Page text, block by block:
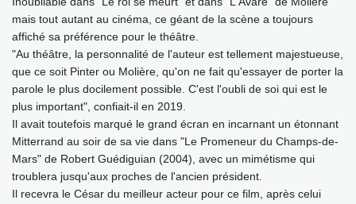
mais tout autant au cinéma, ce géant de la scène a toujours
affiché sa préférence pour le théâtre.
"Au théâtre, la personnalité de l'auteur est tellement majestueuse,
que ce soit Pinter ou Molière, qu'on ne fait qu'essayer de porter la
parole le plus docilement possible. C'est l'oubli de soi qui est le
plus important", confiait-il en 2019.
Il avait toutefois marqué le grand écran en incarnant un étonnant
Mitterrand au soir de sa vie dans "Le Promeneur du Champs-de-
Mars" de Robert Guédiguian (2004), avec un mimétisme qui
troublera jusqu'aux proches de l'ancien président.
Il recevra le César du meilleur acteur pour ce film, après celui